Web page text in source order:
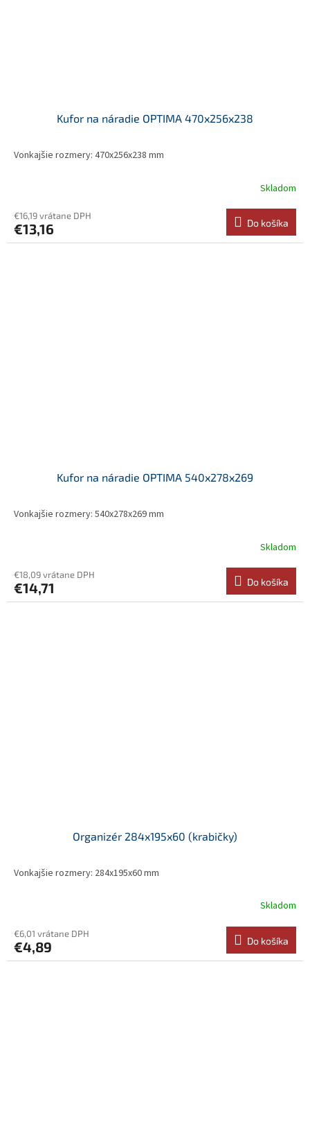
Kufor na náradie OPTIMA 470x256x238
Vonkajšie rozmery: 470x256x238 mm
Skladom
€16,19 vrátane DPH
€13,16 Do košíka
Kufor na náradie OPTIMA 540x278x269
Vonkajšie rozmery: 540x278x269 mm
Skladom
€18,09 vrátane DPH
€14,71 Do košíka
Organizér 284x195x60 (krabičky)
Vonkajšie rozmery: 284x195x60 mm
Skladom
€6,01 vrátane DPH
€4,89 Do košíka